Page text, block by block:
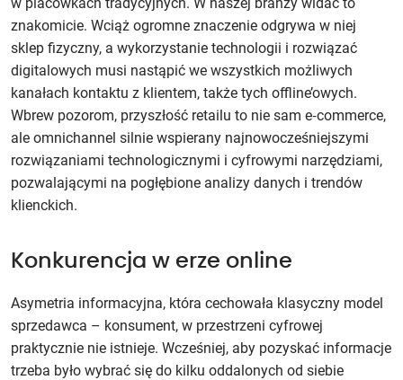
znakomicie. Wciąż ogromne znaczenie odgrywa w niej
sklep fizyczny, a wykorzystanie technologii i rozwiązać
digitalowych musi nastąpić we wszystkich możliwych
kanałach kontaktu z klientem, także tych offline’owych.
Wbrew pozorom, przyszłość retailu to nie sam e‑commerce,
ale omnichannel silnie wspierany najnowocześniejszymi
rozwiązaniami technologicznymi i cyfrowymi narzędziami,
pozwalającymi na pogłębione analizy danych i trendów
klienckich.
Konkurencja w erze online
Asymetria informacyjna, która cechowała klasyczny model
sprzedawca – konsument, w przestrzeni cyfrowej
praktycznie nie istnieje. Wcześniej, aby pozyskać informacje
trzeba było wybrać się do kilku oddalonych od siebie